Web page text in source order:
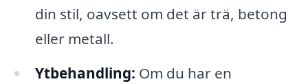
din stil, oavsett om det är trä, betong
eller metall.
Ytbehandling: Om du har en